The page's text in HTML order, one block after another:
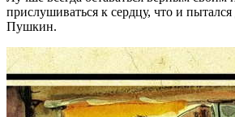
прислушиваться к сердцу, что и пытался
Пушкин.